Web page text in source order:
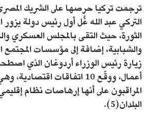
ترجمت تركيا حرصها على الشريك
التركي عبد الله غُل أول رئيس دولة يزور
الثورة، حيث التقى بالمجلس العسكري
والشبابية، إضافة إلى مؤسسات المجتمع
أعمال، ووقّع 10 اتفاقات
المراقبون على أنها إرهاصات نظام
البلدان(5).